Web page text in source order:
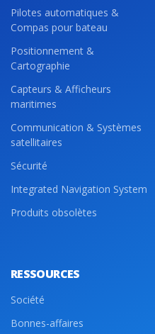
Pilotes automatiques &
Compas pour bateau
Positionnement &
Cartographie
Capteurs & Afficheurs
maritimes
Communication & Systèmes
satellitaires
Sécurité
Integrated Navigation System
Produits obsolètes
RESSOURCES
Société
Bonnes-affaires